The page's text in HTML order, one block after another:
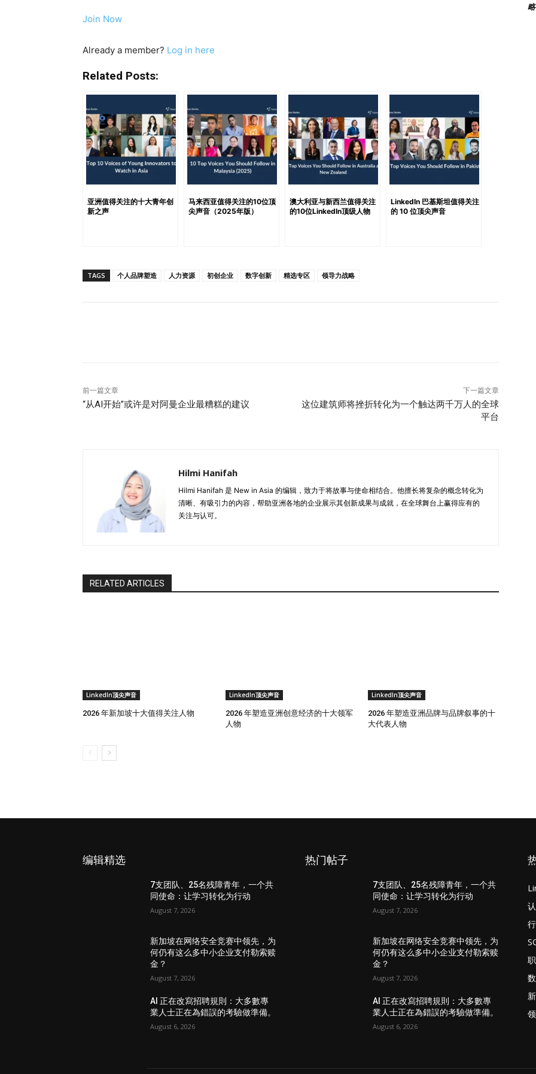
源领域声音之一，拥有近5万名关注者。作为 TA 与 HRBP 专家、演讲者、社群顾问和内容创作者，他将
他还是一个本地 HR 社群的联合创始人，致力于帮助招聘人员和求职者快速建立连接。 从主办“Vietnam
Global HR Books（LinkedIn 频道）的联合创办人，Truong 的贡献早已超出企业本身。他的动态是所有
Join Now
Already a member? Log in here
Related Posts:
亚洲值得关注的十大青年创
新之声
马来西亚值得关注的10位顶
尖声音（2025年版）
澳大利亚与新西兰值得关注
的10位LinkedIn顶级人物
LinkedIn 巴基斯坦值得关注
的 10 位顶尖声音
TAGS 个人品牌塑造 人力资源 初创企业 数字创新 精选专区 领导力战略
前一篇文章
“从AI开始”或许是对阿曼企业最糟糕的建议
下一篇文章
这位建筑师将挫折转化为一个触达两千万人的全球
平台
Hilmi Hanifah
Hilmi Hanifah 是 New in Asia 的编辑，致力于将故事与使命相结合。他擅长将复杂的概念转化为
清晰、有吸引力的内容，帮助亚洲各地的企业展示其创新成果与成就，在全球舞台上赢得应有的
关注与认可。
RELATED ARTICLES
LinkedIn顶尖声音
2026 年新加坡十大值得关注人物
LinkedIn顶尖声音
2026 年塑造亚洲创意经济的十大领军
人物
LinkedIn顶尖声音
2026 年塑造亚洲品牌与品牌叙事的十
大代表人物
编辑精选
7支团队、25名残障青年，一个共
同使命：让学习转化为行动
August 7, 2026
新加坡在网络安全竞赛中领先，为
何仍有这么多中小企业支付勒索赎
金？
August 7, 2026
AI 正在改寫招聘規則：大多數專
業人士正在為錯誤的考驗做準備。
August 6, 2026
热门帖子
7支团队、25名残障青年，一个共
同使命：让学习转化为行动
August 7, 2026
新加坡在网络安全竞赛中领先，为
何仍有这么多中小企业支付勒索赎
金？
August 7, 2026
AI 正在改寫招聘規則：大多數專
業人士正在為錯誤的考驗做準備。
August 6, 2026